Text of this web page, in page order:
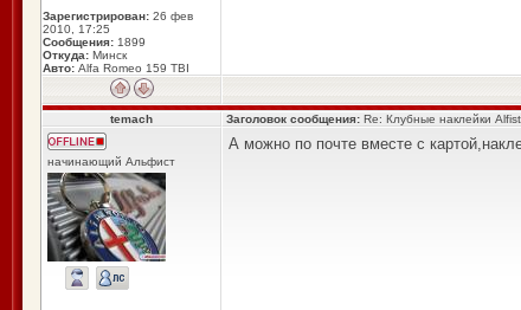
Зарегистрирован: 26 фев
2010, 17:25
Сообщения: 1899
Откуда: Минск
Авто: Alfa Romeo 159 TBI
temach Заголовок сообщения: Re: Клубные наклейки
начинающий Альфист
А можно по почте вместе с